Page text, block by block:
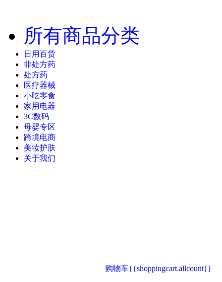
所有商品分类
日用百货
非处方药
处方药
医疗器械
小吃零食
家用电器
3C数码
母婴专区
跨境电商
美妆护肤
关于我们
购物车{{shoppingcart.allcount}}